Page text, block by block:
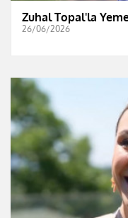
Zuhal Topal'la
26/06/2026